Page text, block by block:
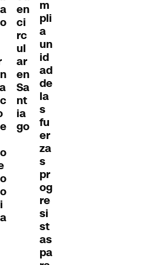
en
ci
rc
ul
ar
en
Sa
nt
ia
go
m
pli
a
un
id
ad
de
la
s
fu
er
za
s
pr
og
re
si
st
as
pa